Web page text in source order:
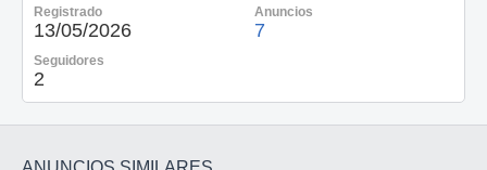
Registrado
13/05/2026
Anuncios
7
Seguidores
2